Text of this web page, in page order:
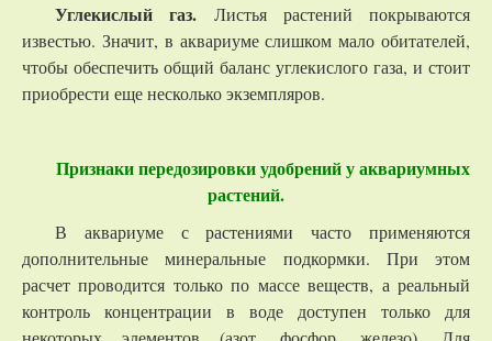
Углекислый газ. Листья растений покрываются
известью. Значит, в аквариуме слишком мало обитателей,
чтобы обеспечить общий баланс углекислого газа, и стоит
приобрести еще несколько экземпляров.
Признаки передозировки удобрений у аквариумных
растений.
В аквариуме с растениями часто применяются
дополнительные минеральные подкормки. При этом
расчет проводится только по массе веществ, а реальный
контроль концентрации в воде доступен только для